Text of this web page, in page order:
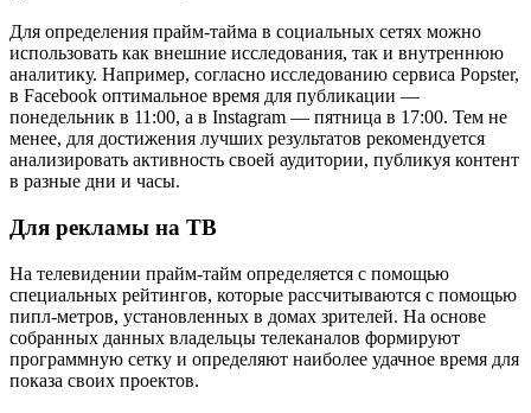
Для определения прайм-тайма в социальных сетях можно
использовать как внешние исследования, так и внутреннюю
аналитику. Например, согласно исследованию сервиса Popster,
в Facebook оптимальное время для публикации —
понедельник в 11:00, а в Instagram — пятница в 17:00. Тем не
менее, для достижения лучших результатов рекомендуется
анализировать активность своей аудитории, публикуя контент
в разные дни и часы.
Для рекламы на ТВ
На телевидении прайм-тайм определяется с помощью
специальных рейтингов, которые рассчитываются с помощью
пипл-метров, установленных в домах зрителей. На основе
собранных данных владельцы телеканалов формируют
программную сетку и определяют наиболее удачное время для
показа своих проектов.